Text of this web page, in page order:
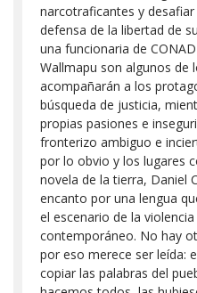
narcotraficantes y
defensa de la libertad de
una funcionaria de
Wallmapu son algunos de
acompañarán a los
búsqueda de justicia,
propias pasiones e
fronterizo ambiguo e
por lo obvio y los lugares
novela de la tierra, Daniel
encanto por una lengua
el escenario de la
contemporáneo. No hay
por eso merece ser leída:
copiar las palabras del